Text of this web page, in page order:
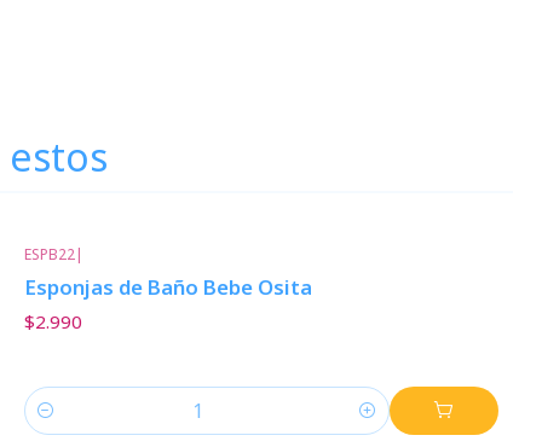
ESPB22|
Esponjas de Baño Bebe Osita
$2.990
Cantidad